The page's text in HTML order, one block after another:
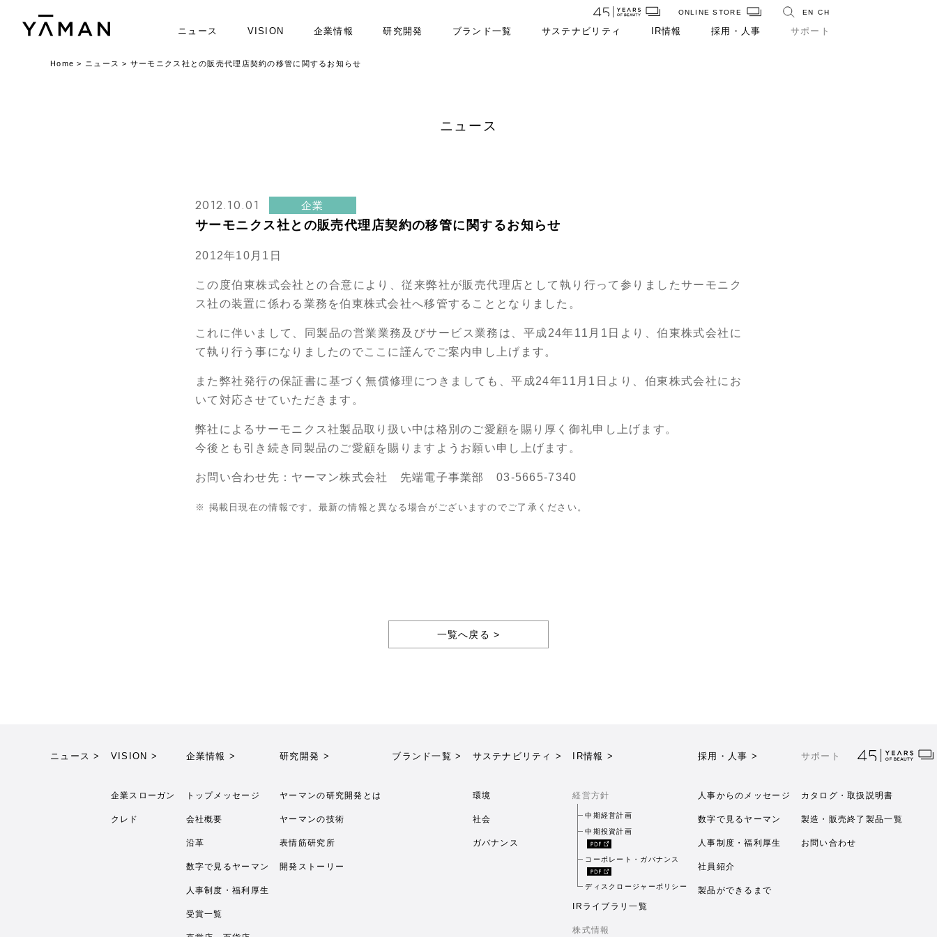
ONLINE STORE EN CH
ニュース VISION 企業情報 研究開発 ブランド一覧 サステナビリティ IR情報 採用・人事 サポート
Home > ニュース > サーモニクス社との販売代理店契約の移管に関するお知らせ
ニュース
2012.10.01 企業
サーモニクス社との販売代理店契約の移管に関するお知らせ
2012年10月1日
この度伯東株式会社との合意により、従来弊社が販売代理店として執り行って参りましたサーモニク
ス社の装置に係わる業務を伯東株式会社へ移管することとなりました。
これに伴いまして、同製品の営業業務及びサービス業務は、平成24年11月1日より、伯東株式会社に
て執り行う事になりましたのでここに謹んでご案内申し上げます。
また弊社発行の保証書に基づく無償修理につきましても、平成24年11月1日より、伯東株式会社にお
いて対応させていただきます。
弊社によるサーモニクス社製品取り扱い中は格別のご愛顧を賜り厚く御礼申し上げます。
今後とも引き続き同製品のご愛顧を賜りますようお願い申し上げます。
お問い合わせ先：ヤーマン株式会社 先端電子事業部 03-5665-7340
※ 掲載日現在の情報です。最新の情報と異なる場合がございますのでご了承ください。
一覧へ戻る >
ニュース > VISION >
企業スローガン
クレド
企業情報 >
トップメッセージ
会社概要
沿革
数字で見るヤーマン
人事制度・福利厚生
受賞一覧
研究開発 >
ヤーマンの研究開発とは
ヤーマンの技術
表情筋研究所
開発ストーリー
ブランド一覧 > サステナビリティ >
環境
社会
ガバナンス
IR情報 >
経営方針
中期経営計画
中期投資計画
コーポレート・ガバナンス
ディスクロージャーポリシー
IRライブラリ一覧
株式情報
採用・人事 >
人事からのメッセージ
数字で見るヤーマン
人事制度・福利厚生
社員紹介
製品ができるまで
サポート
カタログ・取扱説明書
製造・販売終了製品一覧
お問い合わせ